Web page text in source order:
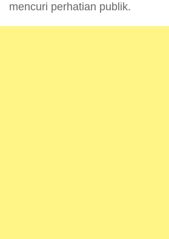
mencuri perhatian publik.